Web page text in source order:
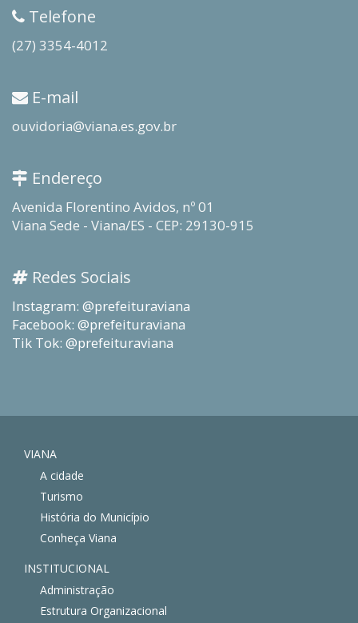
Telefone
(27) 3354-4012
E-mail
ouvidoria@viana.es.gov.br
Endereço
Avenida Florentino Avidos, nº 01
Viana Sede - Viana/ES - CEP: 29130-915
Redes Sociais
Instagram: @prefeituraviana
Facebook: @prefeituraviana
Tik Tok: @prefeituraviana
VIANA
A cidade
Turismo
História do Município
Conheça Viana
INSTITUCIONAL
Administração
Estrutura Organizacional